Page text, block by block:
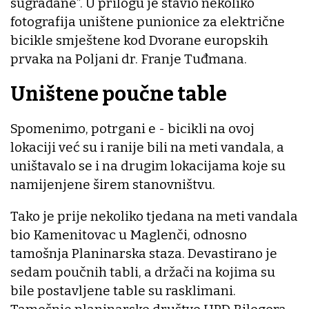
sugrađane”. U prilogu je stavio nekoliko
fotografija uništene punionice za električne
bicikle smještene kod Dvorane europskih
prvaka na Poljani dr. Franje Tuđmana.
Uništene poučne table
Spomenimo, potrgani e - bicikli na ovoj
lokaciji već su i ranije bili na meti vandala, a
uništavalo se i na drugim lokacijama koje su
namijenjene širem stanovništvu.
Tako je prije nekoliko tjedana na meti vandala
bio Kamenitovac u Maglenči, odnosno
tamošnja Planinarska staza. Devastirano je
sedam poučnih tabli, a držači na kojima su
bile postavljene table su rasklimani.